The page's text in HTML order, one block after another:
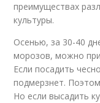
преимуществах
культуры.
Осенью, за 30-40
морозов, можно
Если посадить
подмерзнет.
Но если высадить